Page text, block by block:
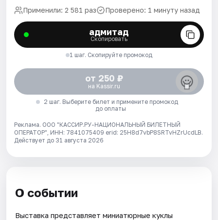
Применили: 2 581 раз Проверено: 1 минуту назад
адмитад
Скопировать
1 шаг. Скопируйте промокод
от 250 ₽
на Kassir.ru
2 шаг. Выберите билет и примените промокод
до оплаты
Реклама. ООО "КАССИР.РУ-НАЦИОНАЛЬНЫЙ БИЛЕТНЫЙ
ОПЕРАТОР", ИНН: 7841075409 erid: 25H8d7vbP8SRTvHZrUcdLB.
Действует до 31 августа 2026
О событии
Выставка представляет миниатюрные куклы